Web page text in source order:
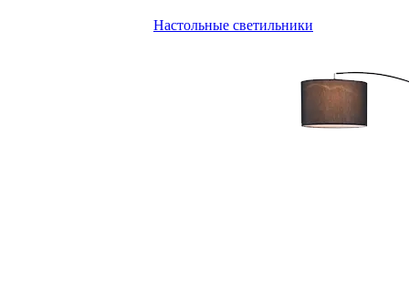
Настольные светильники